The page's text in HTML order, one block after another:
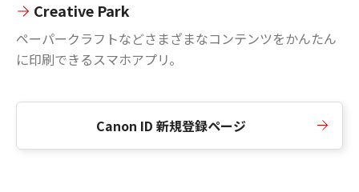
Creative Park
ペーパークラフトなどさまざまなコンテンツをかんたん
に印刷できるスマホアプリ。
Canon ID 新規登録ページ